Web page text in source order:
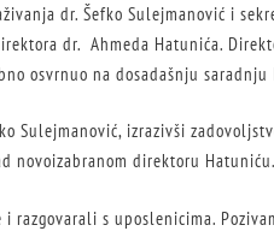
dr. Šefko Sulejmanović i
dr. Ahmeda Hatunića.
osvrnuo na dosadašnju
Sulejmanović, izrazivši
novoizabranom direktoru Hatuniću.
s uposlenicima.